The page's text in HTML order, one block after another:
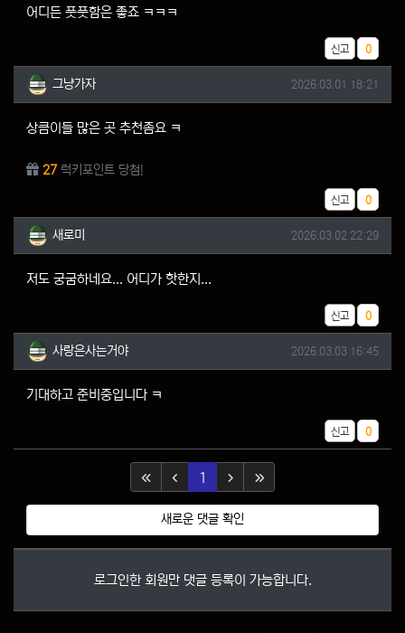
어디든 풋풋함은 좋죠 ㅋㅋㅋ
신고 추천
0
그냥가자님의 댓글
그냥가자 작성일
2026.03.01 18:21
상큼이들 많은 곳 추천좀요 ㅋ
27 럭키포인트 당첨!
신고 추천
0
새로미님의 댓글
새로미 작성일
2026.03.02 22:29
저도 궁굼하네요... 어디가 핫한지...
신고 추천
0
사랑은사는거야님의 댓글
사랑은사는거야 작성일
2026.03.03 16:45
기대하고 준비중입니다 ㅋ
신고 추천
0
1 (current)
새로운 댓글 확인
로그인한 회원만 댓글 등록이 가능합니다.